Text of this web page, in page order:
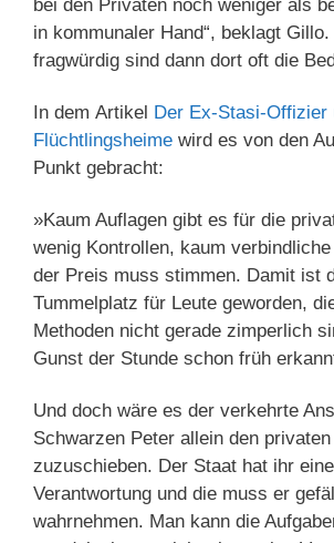
bei den Privaten noch weniger als
in kommunaler Hand“, beklagt
fragwürdig sind dann dort oft die
In dem Artikel Der Ex-Stasi-Offizier
Flüchtlingsheime wird es von den
Punkt gebracht:
»Kaum Auflagen gibt es für die
wenig Kontrollen, kaum
der Preis muss stimmen. Damit ist
Tummelplatz für Leute geworden,
Methoden nicht gerade zimperlich
Gunst der Stunde schon früh
Und doch wäre es der verkehrte
Schwarzen Peter allein den
zuzuschieben. Der Staat hat ihr
Verantwortung und die muss er
wahrnehmen. Man kann die